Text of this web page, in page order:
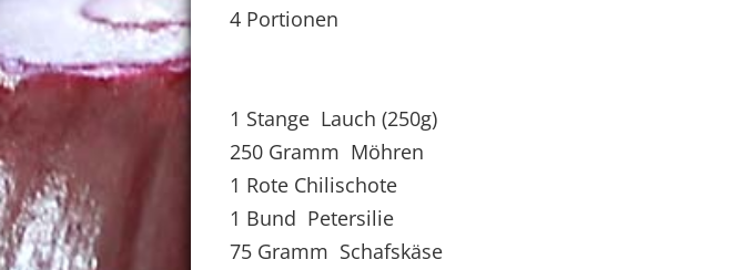
4 Portionen
1 Stange Lauch (250g)
250 Gramm Möhren
1 Rote Chilischote
1 Bund Petersilie
75 Gramm Schafskäse